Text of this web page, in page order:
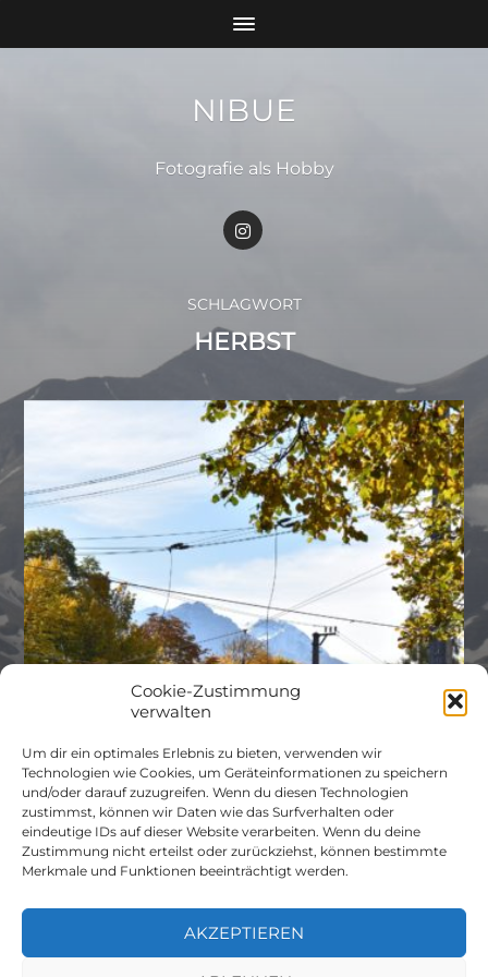
Cookie-Zustimmung
verwalten
Um dir ein optimales Erlebnis zu bieten, verwenden wir
Technologien wie Cookies, um Geräteinformationen zu speichern
und/oder darauf zuzugreifen. Wenn du diesen Technologien
zustimmst, können wir Daten wie das Surfverhalten oder
eindeutige IDs auf dieser Website verarbeiten. Wenn du deine
Zustimmung nicht erteilst oder zurückziehst, können bestimmte
Merkmale und Funktionen beeinträchtigt werden.
AKZEPTIEREN
NIBUE
Fotografie als Hobby
SCHLAGWORT
HERBST
© 2026 NIBUE